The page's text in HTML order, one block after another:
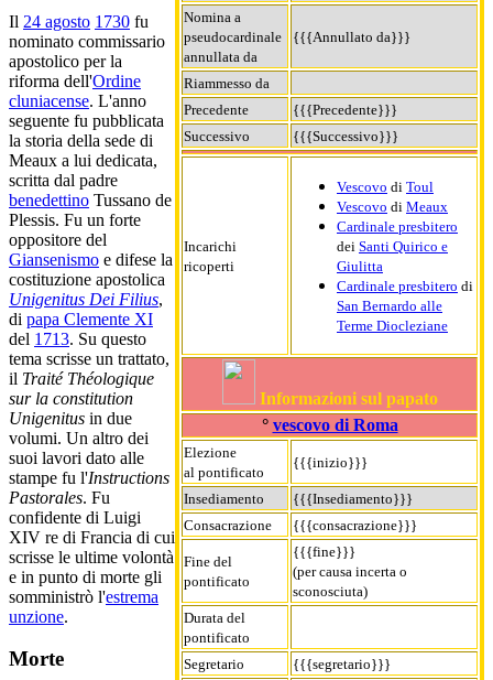
Nomina a
pseudocardinale
annullata da
{{{Annullato da}}}
Riammesso da
Precedente
{{{Precedente}}}
Successivo
{{{Successivo}}}
Incarichi
ricoperti
Vescovo di Toul
Vescovo di Meaux
Cardinale presbitero
dei Santi Quirico e
Giulitta
Cardinale presbitero di
San Bernardo alle
Terme Diocleziane
Informazioni sul papato
° vescovo di Roma
Elezione
al pontificato
{{{inizio}}}
Insediamento
{{{Insediamento}}}
Consacrazione
{{{consacrazione}}}
Fine del
pontificato
{{{fine}}}
(per causa incerta o
sconosciuta)
Durata del
pontificato
Segretario
{{{segretario}}}
Il 24 agosto 1730 fu
nominato commissario
apostolico per la
riforma dell'Ordine
cluniacense. L'anno
seguente fu pubblicata
la storia della sede di
Meaux a lui dedicata,
scritta dal padre
benedettino Tussano de
Plessis. Fu un forte
oppositore del
Giansenismo e difese la
costituzione apostolica
Unigenitus Dei Filius,
di papa Clemente XI
del 1713. Su questo
tema scrisse un trattato,
il Traité Théologique
sur la constitution
Unigenitus in due
volumi. Un altro dei
suoi lavori dato alle
stampe fu l'Instructions
Pastorales. Fu
confidente di Luigi
XIV re di Francia di cui
scrisse le ultime volontà
e in punto di morte gli
somministrò l'estrema
unzione.
Morte